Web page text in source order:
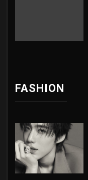
FASHION